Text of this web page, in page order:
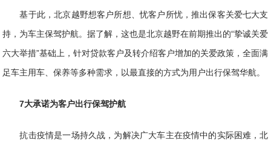
基于此，北京越野想客户所想、忧客户所忧，推出保客关爱七大支
持，为车主保驾护航。据了解，这也是北京越野在前期推出的“挚诚关爱
六大举措”基础上，针对贷款客户及转介绍客户增加的关爱政策，全面满
足车主用车、保养等多种需求，以最直接的方式为用户出行保驾华航。
7大承诺为客户出行保驾护航
抗击疫情是一场持久战，为解决广大车主在疫情中的实际困难，北